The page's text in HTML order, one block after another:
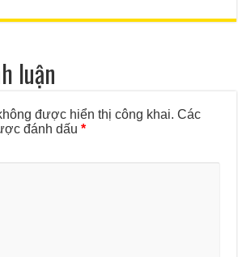
luận
được hiển thị công khai. Các
đánh dấu*